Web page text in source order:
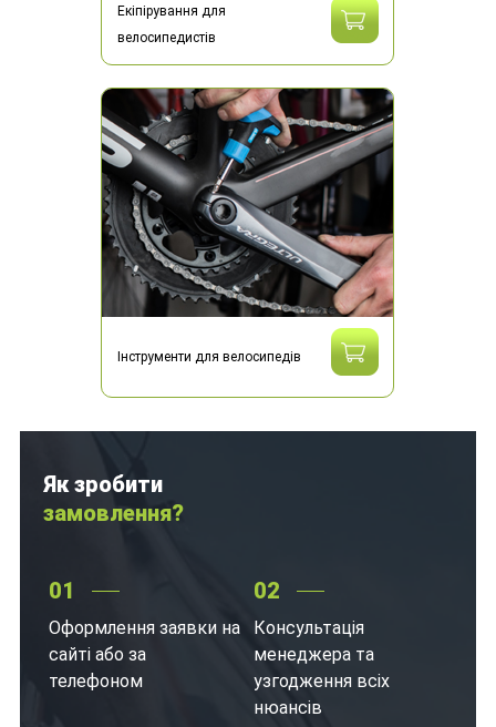
Екіпірування для
велосипедистів
Інструменти для велосипедів
Як зробити
замовлення?
01
Оформлення заявки на
сайті або за
телефоном
02
Консультація
менеджера та
узгодження всіх
нюансів